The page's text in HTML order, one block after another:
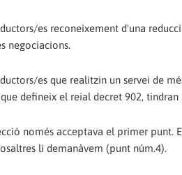
es reconeixement d'una
negociacions.
es que realitzin un servei de
defineix el reial decret 902,
només acceptava el primer punt.
li demanàvem (punt núm.4).